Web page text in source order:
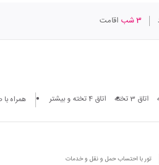
3 شب اقامت
اتاق 3 تخته اتاق 4 تخته و بیشتر همراه با
تور با احتساب حمل و نقل و خدمات